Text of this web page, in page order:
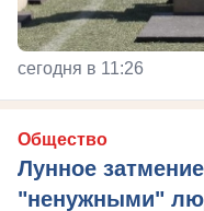
сегодня в 11:26
Общество
Лунное
"ненужными"